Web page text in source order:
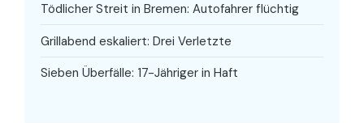
Tödlicher Streit in Bremen: Autofahrer flüchtig
Grillabend eskaliert: Drei Verletzte
Sieben Überfälle: 17-Jähriger in Haft